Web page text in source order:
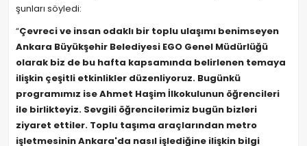
şunları söyledi:
“Çevreci ve insan odaklı bir toplu ulaşımı benimseyen
Ankara Büyükşehir Belediyesi EGO Genel Müdürlüğü
olarak biz de bu hafta kapsamında belirlenen temaya
ilişkin çeşitli etkinlikler düzenliyoruz. Bugünkü
programımız ise Ahmet Haşim İlkokulunun öğrencileri
ile birlikteyiz. Sevgili öğrencilerimiz bugün bizleri
ziyaret ettiler. Toplu taşıma araçlarından metro
işletmesinin Ankara'da nasıl işlediğine ilişkin bilgi